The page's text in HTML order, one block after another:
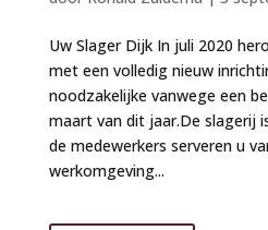
Uw Slager Dijk In juli 2020
met een volledig nieuw
noodzakelijke vanwege een
maart van dit jaar.De slagerij
de medewerkers serveren u
werkomgeving...